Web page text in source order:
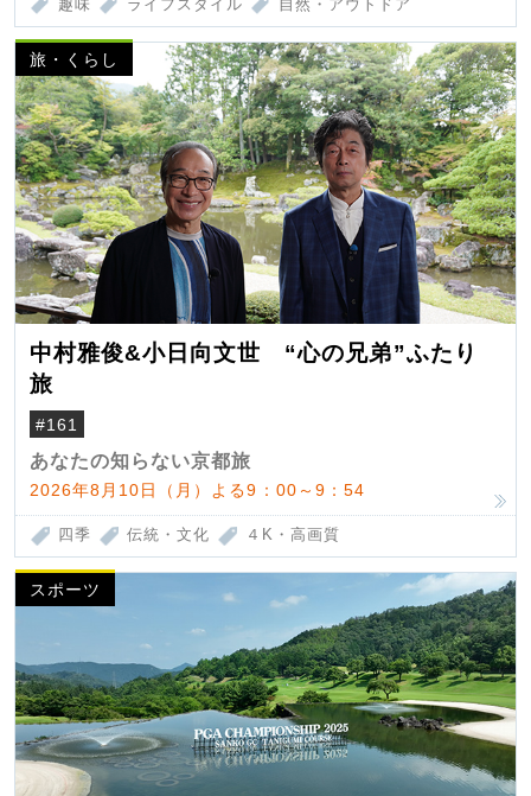
趣味 ライフスタイル 自然・アウトドア
旅・くらし
中村雅俊&小日向文世 “心の兄弟”ふたり
旅
#161
あなたの知らない京都旅
2026年8月10日（月）よる9：00～9：54
四季 伝統・文化 ４K・高画質
スポーツ